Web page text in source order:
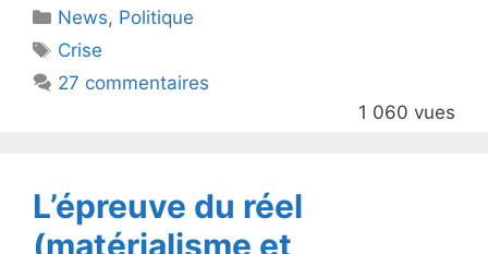
er e
o
Catégories
News, Politique
Étiquettes
Crise
27 commentaires
1 060 vues
L’épreuve du réel
(matérialisme et